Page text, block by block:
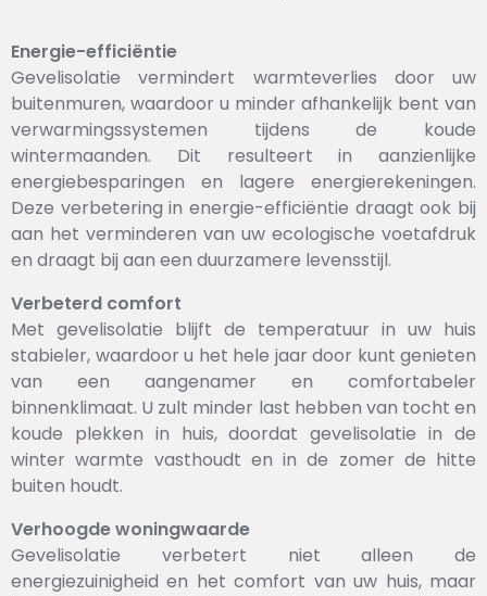
Energie-efficiëntie
Gevelisolatie vermindert warmteverlies door uw
buitenmuren, waardoor u minder afhankelijk bent van
verwarmingssystemen tijdens de koude
wintermaanden. Dit resulteert in aanzienlijke
energiebesparingen en lagere energierekeningen.
Deze verbetering in energie-efficiëntie draagt ook bij
aan het verminderen van uw ecologische voetafdruk
en draagt bij aan een duurzamere levensstijl.
Verbeterd comfort
Met gevelisolatie blijft de temperatuur in uw huis
stabieler, waardoor u het hele jaar door kunt genieten
van een aangenamer en comfortabeler
binnenklimaat. U zult minder last hebben van tocht en
koude plekken in huis, doordat gevelisolatie in de
winter warmte vasthoudt en in de zomer de hitte
buiten houdt.
Verhoogde woningwaarde
Gevelisolatie verbetert niet alleen de
energiezuinigheid en het comfort van uw huis, maar